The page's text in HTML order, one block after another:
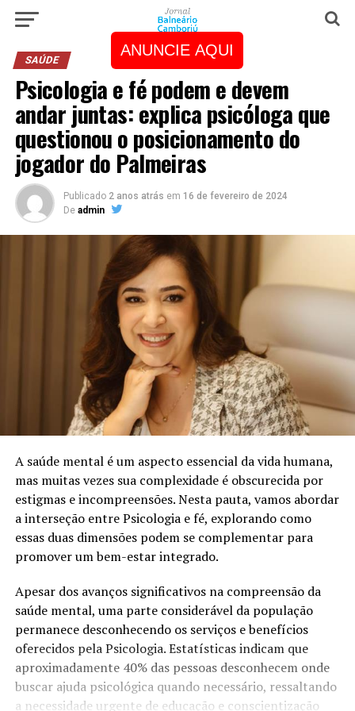
ANUNCIE AQUI
SAÚDE
Psicologia e fé podem e devem
andar juntas: explica psicóloga que
questionou o posicionamento do
jogador do Palmeiras
Publicado 2 anos atrás em 16 de fevereiro de 2024
De admin
A saúde mental é um aspecto essencial da vida humana,
mas muitas vezes sua complexidade é obscurecida por
estigmas e incompreensões. Nesta pauta, vamos abordar
a interseção entre Psicologia e fé, explorando como
essas duas dimensões podem se complementar para
promover um bem-estar integrado.
Apesar dos avanços significativos na compreensão da
saúde mental, uma parte considerável da população
permanece desconhecendo os serviços e benefícios
oferecidos pela Psicologia. Estatísticas indicam que
aproximadamente 40% das pessoas desconhecem onde
buscar ajuda psicológica quando necessário, ressaltando
a necessidade urgente de educação e conscientização